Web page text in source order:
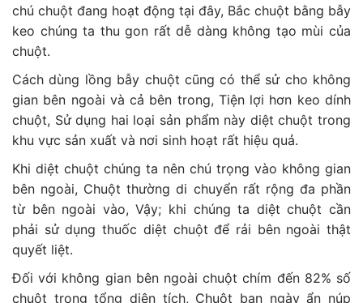
chú chuột đang hoạt động tại đây, Bắc chuột bằng bẫy
keo chúng ta thu gon rất dễ dàng không tạo mùi của
chuột.
Cách dùng lồng bẫy chuột cũng có thể sử cho không
gian bên ngoài và cả bên trong, Tiện lợi hơn keo dính
chuột, Sử dụng hai loại sản phẩm này diệt chuột trong
khu vực sản xuất và nơi sinh hoạt rất hiệu quả.
Khi diệt chuột chúng ta nên chú trọng vào không gian
bên ngoài, Chuột thường di chuyển rất rộng đa phần
từ bên ngoài vào, Vậy; khi chúng ta diệt chuột cần
phải sử dụng thuốc diệt chuột để rải bên ngoài thật
quyết liệt.
Đối với không gian bên ngoài chuột chím đến 82% số
chuột trong tổng diện tích, Chuột ban ngày ẩn núp